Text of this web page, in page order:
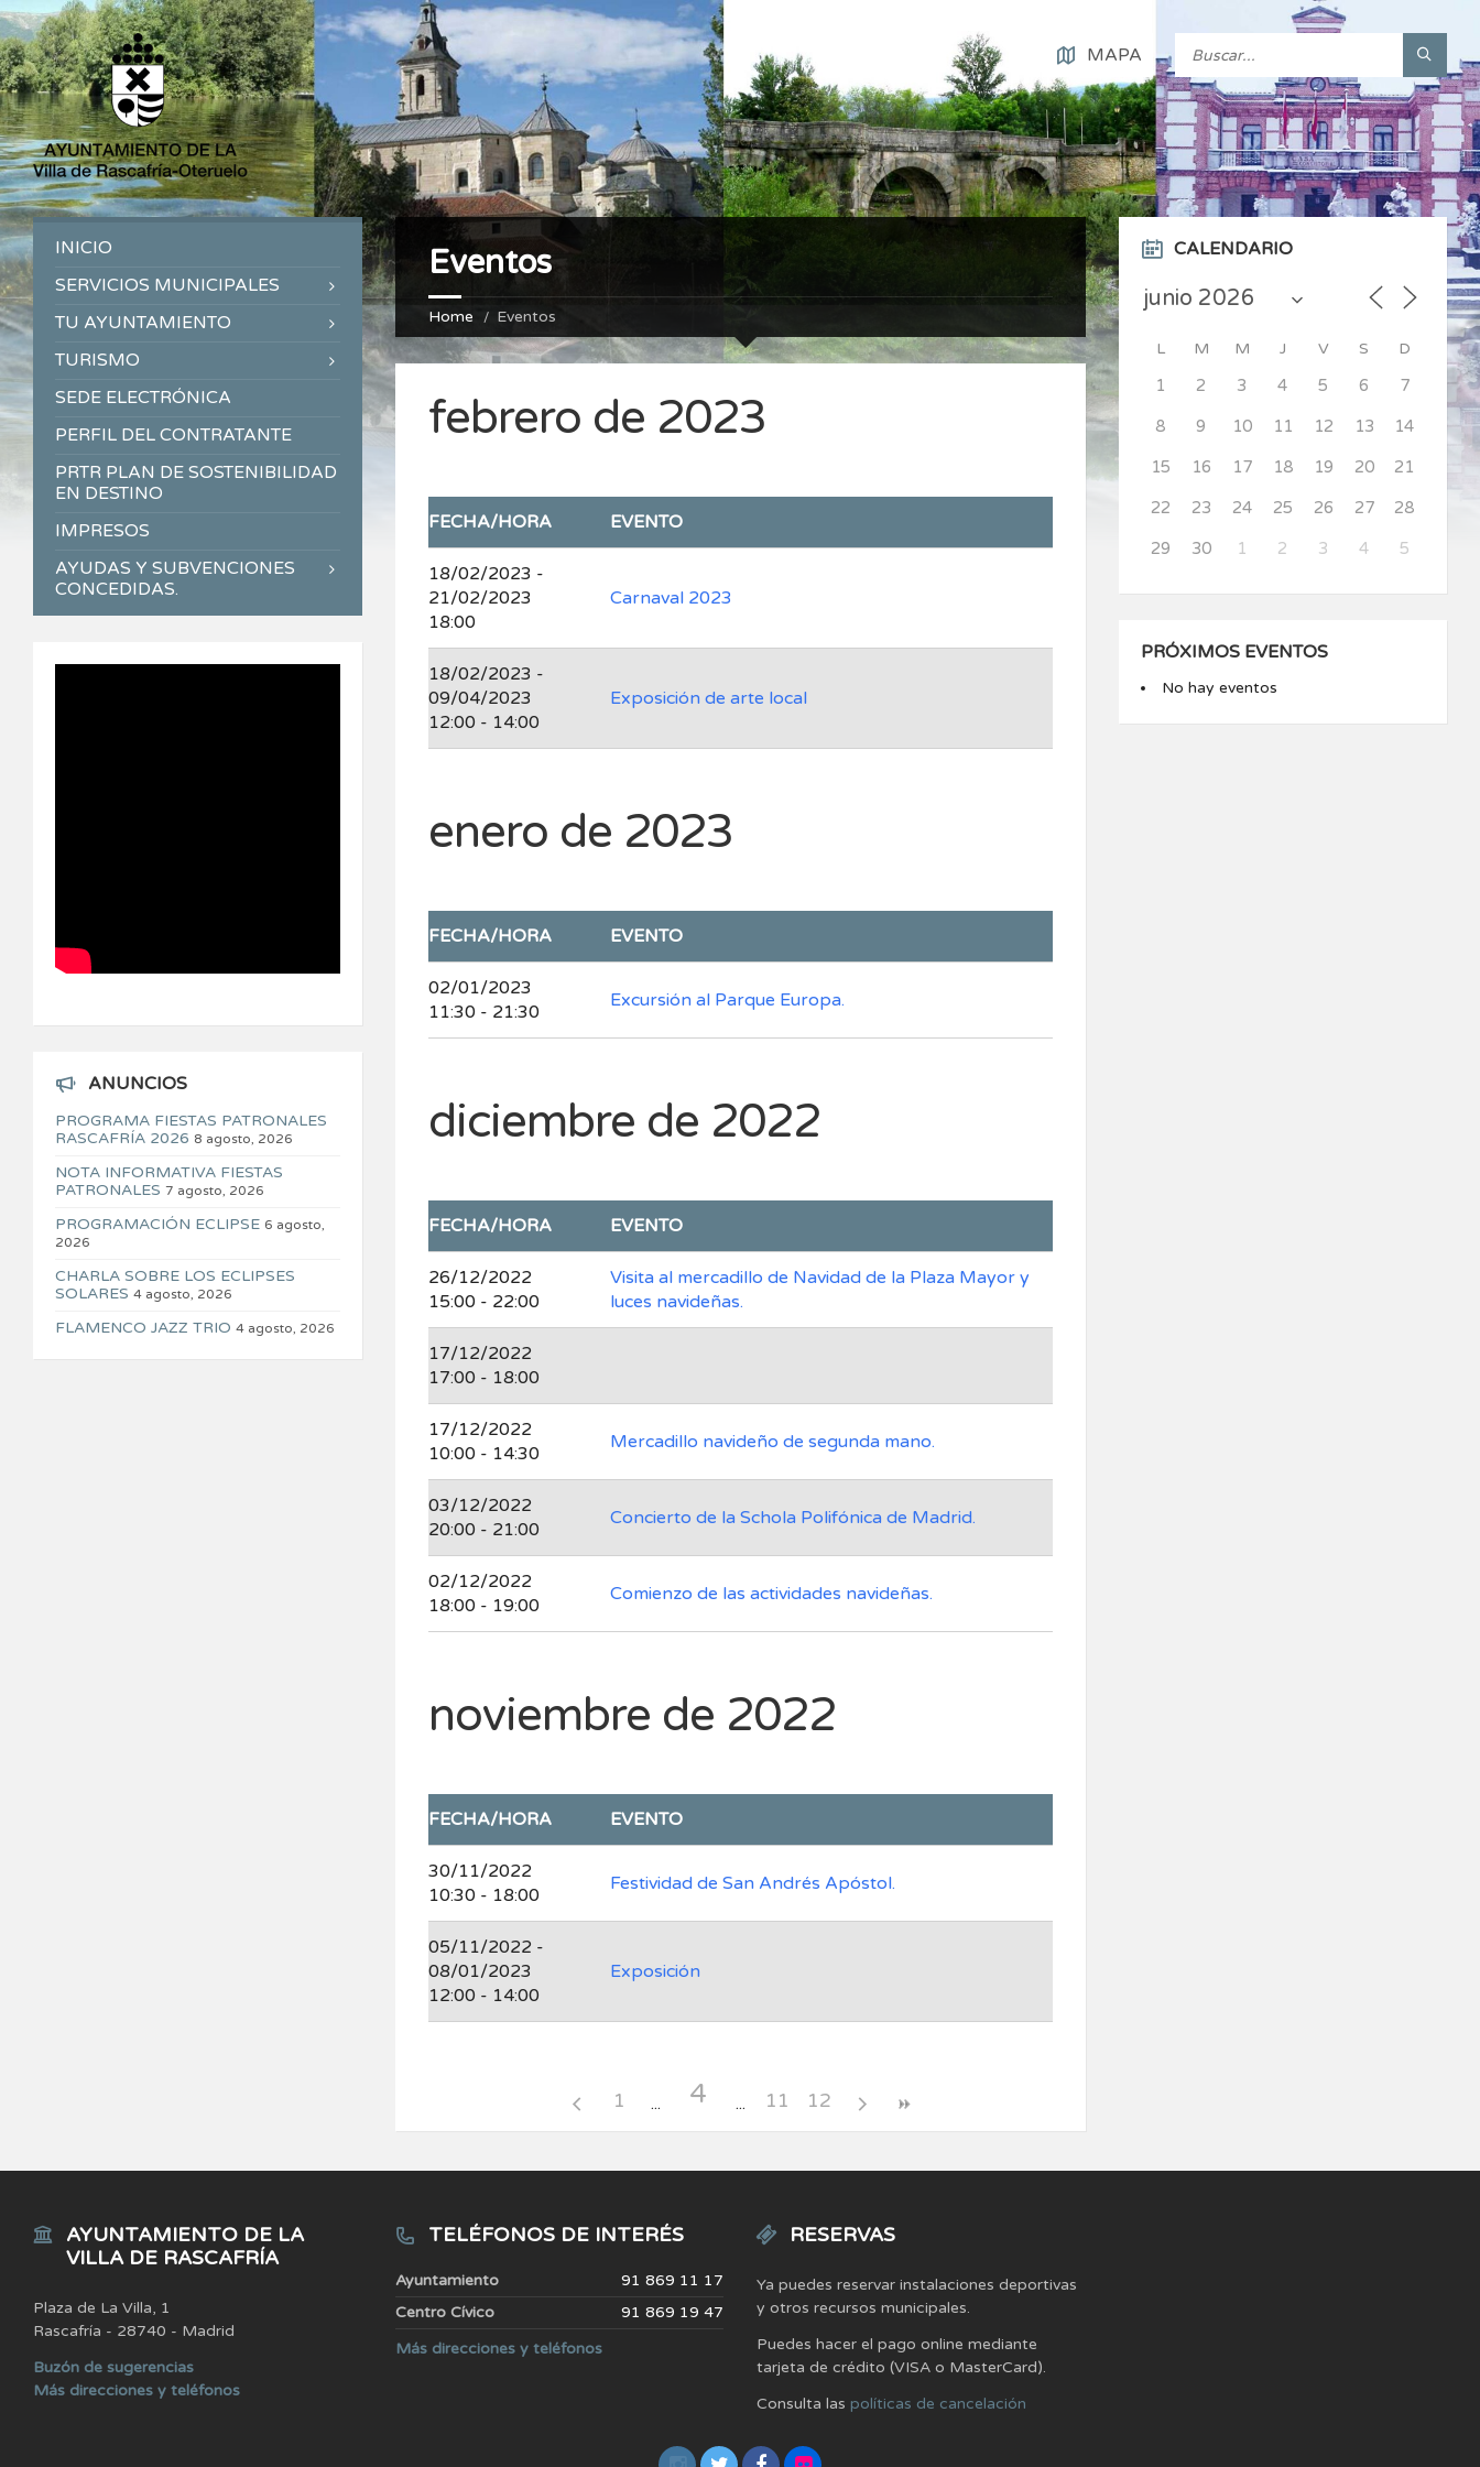
MAPA
Eventos
Home Eventos
febrero de 2023
FECHA/HORA EVENTO
18/02/2023 -
21/02/2023
18:00
Carnaval 2023
18/02/2023 -
09/04/2023
12:00 - 14:00
Exposición de arte local
enero de 2023
FECHA/HORA EVENTO
02/01/2023
11:30 - 21:30
Excursión al Parque Europa.
diciembre de 2022
FECHA/HORA EVENTO
26/12/2022
15:00 - 22:00
Visita al mercadillo de Navidad de la Plaza Mayor y
luces navideñas.
17/12/2022
17:00 - 18:00
17/12/2022
10:00 - 14:30
Mercadillo navideño de segunda mano.
03/12/2022
20:00 - 21:00
Concierto de la Schola Polifónica de Madrid.
02/12/2022
18:00 - 19:00
Comienzo de las actividades navideñas.
noviembre de 2022
FECHA/HORA EVENTO
30/11/2022
10:30 - 18:00
Festividad de San Andrés Apóstol.
05/11/2022 -
08/01/2023
12:00 - 14:00
Exposición
1 4 11 12
INICIO
SERVICIOS MUNICIPALES
TU AYUNTAMIENTO
TURISMO
SEDE ELECTRÓNICA
PERFIL DEL CONTRATANTE
PRTR PLAN DE SOSTENIBILIDAD
EN DESTINO
IMPRESOS
AYUDAS Y SUBVENCIONES
CONCEDIDAS.
ANUNCIOS
PROGRAMA FIESTAS PATRONALES
RASCAFRÍA 2026 8 agosto, 2026
NOTA INFORMATIVA FIESTAS
PATRONALES 7 agosto, 2026
PROGRAMACIÓN ECLIPSE 6 agosto,
2026
CHARLA SOBRE LOS ECLIPSES
SOLARES 4 agosto, 2026
FLAMENCO JAZZ TRIO 4 agosto, 2026
CALENDARIO
L M M J V S D
1 2 3 4 5 6 7
8 9 10 11 12 13 14
15 16 17 18 19 20 21
22 23 24 25 26 27 28
29 30 1 2 3 4 5
PRÓXIMOS EVENTOS
No hay eventos
AYUNTAMIENTO DE LA
VILLA DE RASCAFRÍA
Plaza de La Villa, 1
Rascafría - 28740 - Madrid
Buzón de sugerencias
Más direcciones y teléfonos
TELÉFONOS DE INTERÉS
Ayuntamiento
91 869 11 17
Centro Cívico
91 869 19 47
Más direcciones y teléfonos
RESERVAS
Ya puedes reservar instalaciones deportivas
y otros recursos municipales.
Puedes hacer el pago online mediante
tarjeta de crédito (VISA o MasterCard).
Consulta las políticas de cancelación